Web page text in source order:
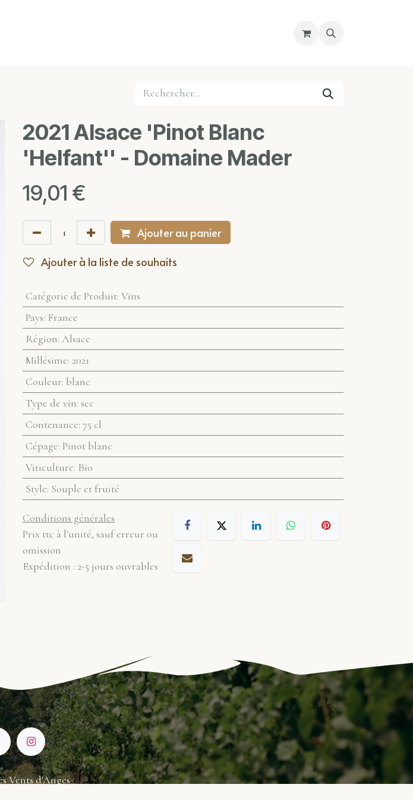
Cours
2021 Alsace 'Pinot Blanc
'Helfant'' - Domaine Mader
19,01 €
Ajouter au panier
Ajouter à la liste de souhaits
Catégorie de Produit: Vins
Pays: France
Région: Alsace
Millésime: 2021
Couleur: blanc
Type de vin: sec
Contenance: 75 cl
Cépage: Pinot blanc
Viticulture: Bio
Style: Souple et fruité
Conditions générales
Prix ttc à l'unité, sauf erreur ou
omission
Expédition : 2-5 jours ouvrables
Vents d'Anges